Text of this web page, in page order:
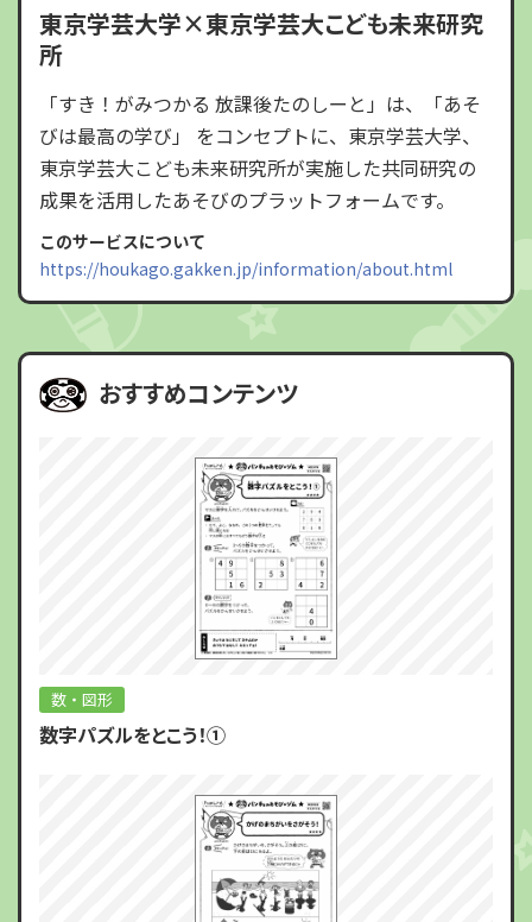
東京学芸大学×東京学芸大こども未来研究
所
「すき！がみつかる 放課後たのしーと」は、「あそ
びは最高の学び」 をコンセプトに、東京学芸大学、
東京学芸大こども未来研究所が実施した共同研究の
成果を活用したあそびのプラットフォームです。
このサービスについて
https://houkago.gakken.jp/information/about.html
おすすめコンテンツ
数・図形
数字パズルをとこう！①